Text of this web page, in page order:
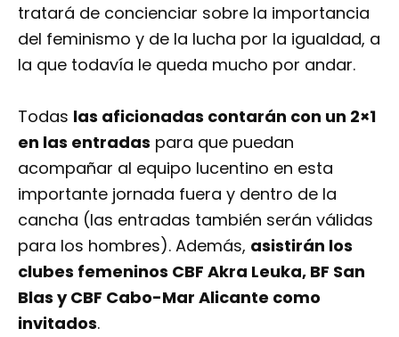
tratará de concienciar sobre la importancia
del feminismo y de la lucha por la igualdad, a
la que todavía le queda mucho por andar.
Todas las aficionadas contarán con un 2×1
en las entradas para que puedan
acompañar al equipo lucentino en esta
importante jornada fuera y dentro de la
cancha (las entradas también serán válidas
para los hombres). Además, asistirán los
clubes femeninos CBF Akra Leuka, BF San
Blas y CBF Cabo-Mar Alicante como
invitados.